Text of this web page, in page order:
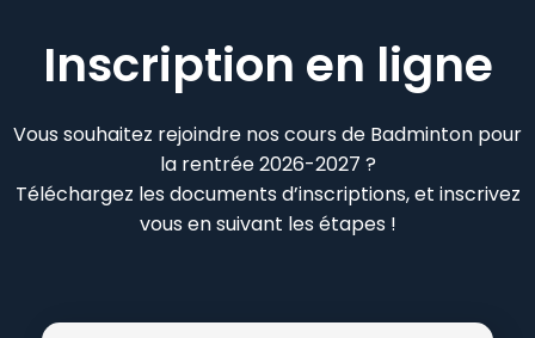
Inscription en ligne
Vous souhaitez rejoindre nos cours de Badminton pour
la rentrée 2026-2027 ?
Téléchargez les documents d’inscriptions, et inscrivez
vous en suivant les étapes !